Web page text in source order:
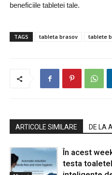
beneficiile tabletei tale.
TAGS tableta brasov tablete
ARTICOLE SIMILARE DE LA
În acest
testa